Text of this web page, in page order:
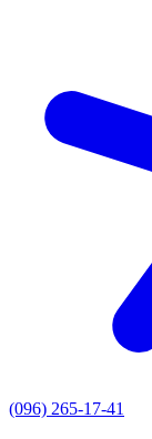
(096) 265-17-41